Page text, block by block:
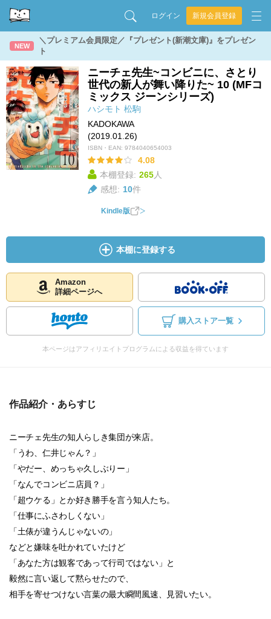
ログイン 新規会員登録
NEW
＼プレミアム会員限定／『プレゼント(新潮文庫)』をプレゼン
ト
ニーチェ先生~コンビニに、さとり
世代の新人が舞い降りた~ 10 (MFコ
ミックス ジーンシリーズ)
ハシモト 松駒
KADOKAWA
(2019.01.26)
ISBN・EAN: 9784040654003
4.08
本棚登録: 265人
感想: 10件
Kindle版
本棚に登録する
Amazon
詳細ページへ
購入ストア一覧
本ページはアフィリエイトプログラムによる収益を得ています
作品紹介・あらすじ
ニーチェ先生の知人らしき集団が来店。
「うわ、仁井じゃん？」
「やだー、めっちゃ久しぶりー」
「なんでコンビニ店員？」
「超ウケる」とか好き勝手を言う知人たち。
「仕事にふさわしくない」
「土俵が違うんじゃないの」
などと嫌味を吐かれていたけど
「あなた方は観客であって行司ではない」と
毅然に言い返して黙らせたので、
相手を寄せつけない言葉の最大瞬間風速、見習いたい。